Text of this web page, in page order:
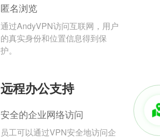
匿名浏览
通过AndyVPN访问互联网，用户
的真实身份和位置信息得到保
护。
远程办公支持
安全的企业网络访问
员工可以通过VPN安全地访问企